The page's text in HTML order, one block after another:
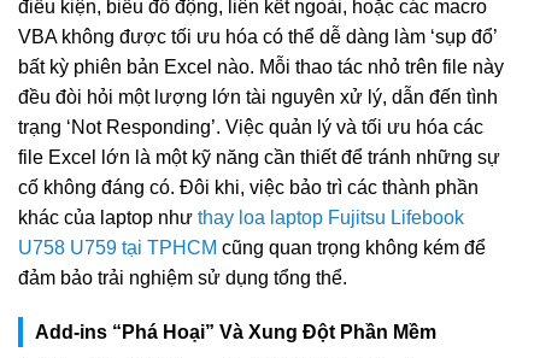
điều kiện, biểu đồ động, liên kết ngoài, hoặc các macro
VBA không được tối ưu hóa có thể dễ dàng làm ‘sụp đổ’
bất kỳ phiên bản Excel nào. Mỗi thao tác nhỏ trên file này
đều đòi hỏi một lượng lớn tài nguyên xử lý, dẫn đến tình
trạng ‘Not Responding’. Việc quản lý và tối ưu hóa các
file Excel lớn là một kỹ năng cần thiết để tránh những sự
cố không đáng có. Đôi khi, việc bảo trì các thành phần
khác của laptop như thay loa laptop Fujitsu Lifebook
U758 U759 tại TPHCM cũng quan trọng không kém để
đảm bảo trải nghiệm sử dụng tổng thể.
Add-ins “Phá Hoại” Và Xung Đột Phần Mềm